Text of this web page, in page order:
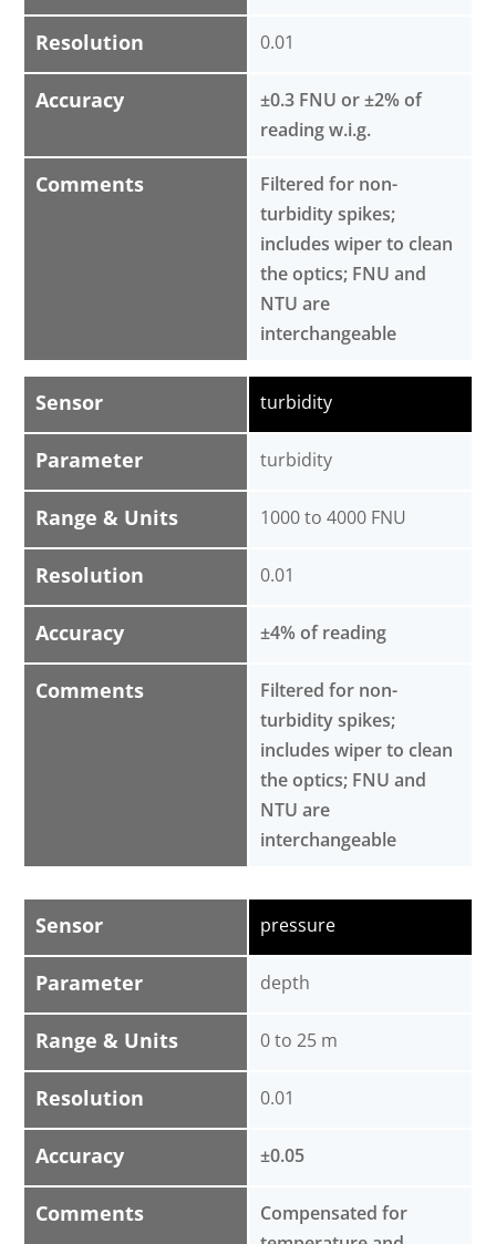
Resolution
Accuracy
Comments
0.01
±0.3 FNU or ±2% of
reading w.i.g.
Filtered for non-
turbidity spikes;
includes wiper to clean
the optics; FNU and
NTU are
interchangeable
Sensor
Parameter
Range & Units
Resolution
Accuracy
Comments
turbidity
turbidity
1000 to 4000 FNU
0.01
±4% of reading
Filtered for non-
turbidity spikes;
includes wiper to clean
the optics; FNU and
NTU are
interchangeable
Sensor
Parameter
Range & Units
Resolution
Accuracy
Comments
pressure
depth
0 to 25 m
0.01
±0.05
Compensated for